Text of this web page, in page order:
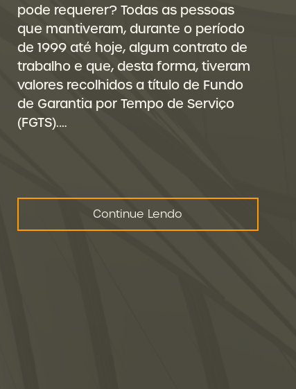
pode requerer? Todas as pessoas
que mantiveram, durante o período
de 1999 até hoje, algum contrato de
trabalho e que, desta forma, tiveram
valores recolhidos a título de Fundo
de Garantia por Tempo de Serviço
(FGTS).…
Continue Lendo